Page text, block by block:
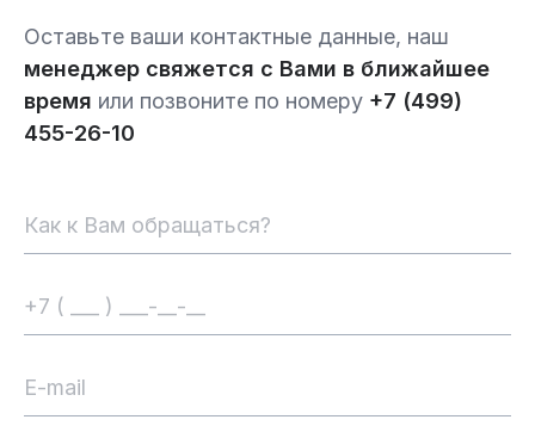
Оставьте ваши контактные данные, наш
менеджер свяжется с Вами в ближайшее
время или позвоните по номеру +7 (499)
455-26-10